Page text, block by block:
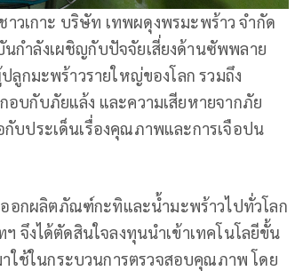
าวเกาะ บริษัท เทพผดุงพรมะพร้าว จำกัด
กำลังเผชิญกับปัจจัยเสี่ยงด้านซัพพลาย
ลูกมะพร้าวรายใหญ่ของโลก รวมถึง
บกับภัยแล้ง และความเสียหายจากภัย
บประเด็นเรื่องคุณภาพและการเจือปน
อกผลิตภัณฑ์กะทิและน้ำมะพร้าวไปทั่วโลก
จึงได้ตัดสินใจลงทุนนำเข้าเทคโนโลยีขั้น
าใช้ในกระบวนการตรวจสอบคุณภาพ โดย